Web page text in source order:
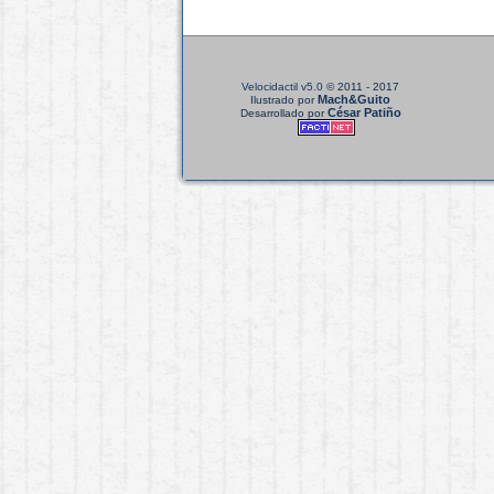
Velocidactil v5.0 © 2011 - 2017
Ilustrado porMach&Guito
Desarrollado porCésar Patiño